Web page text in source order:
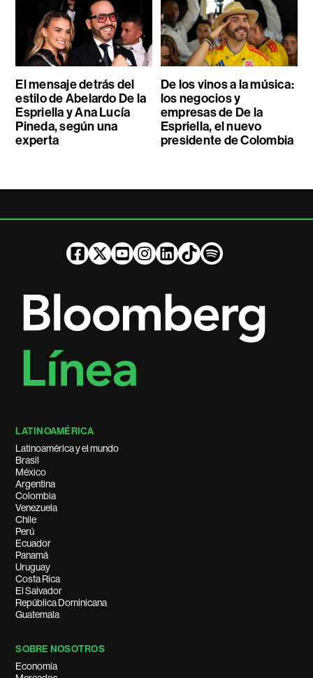
El mensaje detrás del
estilo de Abelardo De la
Espriella y Ana Lucía
Pineda, según una
experta
De los vinos a la música:
los negocios y
empresas de De la
Espriella, el nuevo
presidente de Colombia
LATINOAMÉRICA
Latinoamérica y el mundo
Brasil
México
Argentina
Colombia
Venezuela
Chile
Perú
Ecuador
Panamá
Uruguay
Costa Rica
El Salvador
República Dominicana
Guatemala
SOBRE NOSOTROS
Economía